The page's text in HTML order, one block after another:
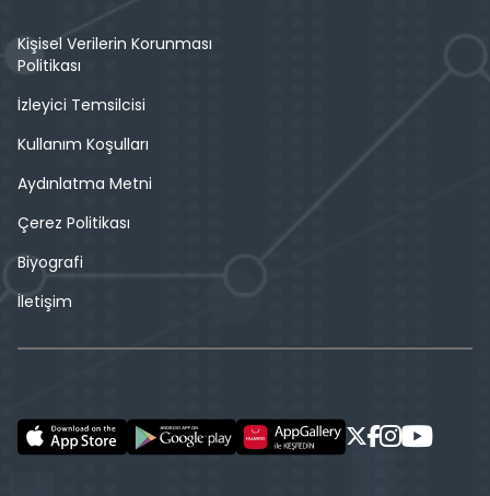
Kişisel Verilerin Korunması
Politikası
İzleyici Temsilcisi
Kullanım Koşulları
Aydınlatma Metni
Çerez Politikası
Biyografi
İletişim